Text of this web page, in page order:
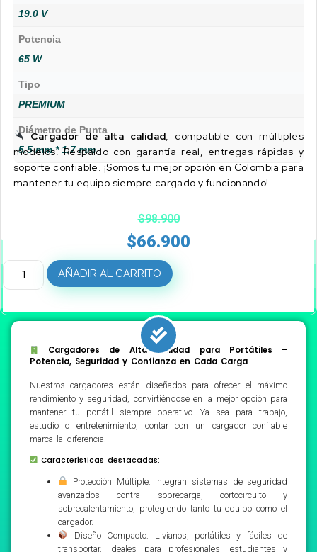
19.0 V
Potencia
65 W
Tipo
PREMIUM
Diámetro de Punta
5.5 mm * 1.7 mm
Cargador de alta calidad, compatible con múltiples
modelos. Respaldo con garantía real, entregas rápidas y
soporte confiable. ¡Somos tu mejor opción en Colombia para
mantener tu equipo siempre cargado y funcionando!.
$98.900
$66.900
AÑADIR AL CARRITO
Cargadores de Alta Calidad para Portátiles –
Potencia, Seguridad y Confianza en Cada Carga
Nuestros cargadores están diseñados para ofrecer el máximo
rendimiento y seguridad, convirtiéndose en la mejor opción para
mantener tu portátil siempre operativo. Ya sea para trabajo,
estudio o entretenimiento, contar con un cargador confiable
marca la diferencia.
Características destacadas:
Protección Múltiple: Integran sistemas de seguridad
avanzados contra sobrecarga, cortocircuito y
sobrecalentamiento, protegiendo tanto tu equipo como el
cargador.
Diseño Compacto: Livianos, portátiles y fáciles de
transportar. Ideales para profesionales, estudiantes y